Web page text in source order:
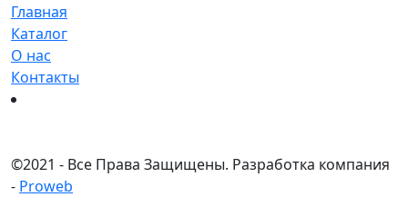
Главная
Каталог
О нас
Контакты
©2021 - Все Права Защищены. Разработка компания
- Proweb